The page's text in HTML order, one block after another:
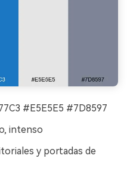
#E5E5E5 #7D8597
intenso
y portadas de